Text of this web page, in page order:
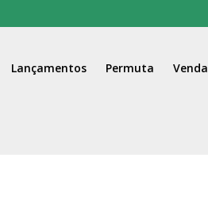
Lançamentos Permuta Venda